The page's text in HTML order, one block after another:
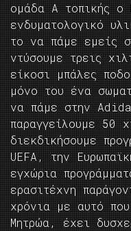
ομάδα Α τοπικής ο
ενδυματολογικό
το να πάμε εμείς
ντύσουμε τρεις
είκοσι μπάλες
μόνο του ένα
να πάμε στην
παραγγείλουμε 50
διεκδικήσουμε
UEFA, την
εγχώρια
ερασιτέχνη
χρόνια με αυτό
Μητρώα, έχει